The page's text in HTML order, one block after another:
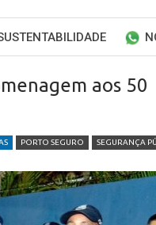
aos 50
PORTO SEGURO SEGURANÇA